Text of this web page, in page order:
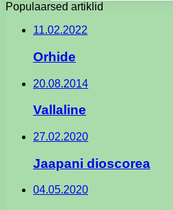
Populaarsed artiklid
11.02.2022
Orhide
20.08.2014
Vallaline
27.02.2020
Jaapani dioscorea
04.05.2020